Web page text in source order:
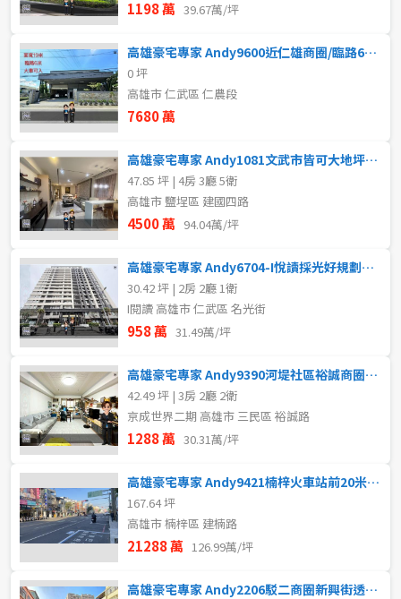
1198 萬 39.67萬/坪
高雄豪宅專家 Andy9600近仁雄商圈/臨路6米/農地廠房
0 坪
高雄市 仁武區 仁農段
7680 萬
高雄豪宅專家 Andy1081文武市皆可大地坪邊間電梯金店住
47.85 坪 | 4房 3廳 5衛
高雄市 鹽埕區 建國四路
4500 萬 94.04萬/坪
高雄豪宅專家 Andy6704-I悅讀採光好規劃兩房+平車
30.42 坪 | 2房 2廳 1衛
I閱讀 高雄市 仁武區 名光街
958 萬 31.49萬/坪
高雄豪宅專家 Andy9390河堤社區裕誠商圈高樓層三房平車
42.49 坪 | 3房 2廳 2衛
京成世界二期 高雄市 三民區 裕誠路
1288 萬 30.31萬/坪
高雄豪宅專家 Andy9421楠梓火車站前20米大面寬透店
167.64 坪
高雄市 楠梓區 建楠路
21288 萬 126.99萬/坪
高雄豪宅專家 Andy2206駁二商圈新興街透天店住